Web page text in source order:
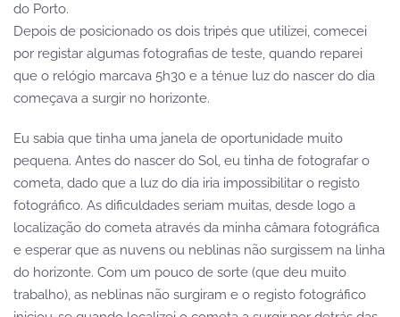
do Porto.
Depois de posicionado os dois tripés que utilizei, comecei
por registar algumas fotografias de teste, quando reparei
que o relógio marcava 5h30 e a ténue luz do nascer do dia
começava a surgir no horizonte.
Eu sabia que tinha uma janela de oportunidade muito
pequena. Antes do nascer do Sol, eu tinha de fotografar o
cometa, dado que a luz do dia iria impossibilitar o registo
fotográfico. As dificuldades seriam muitas, desde logo a
localização do cometa através da minha câmara fotográfica
e esperar que as nuvens ou neblinas não surgissem na linha
do horizonte. Com um pouco de sorte (que deu muito
trabalho), as neblinas não surgiram e o registo fotográfico